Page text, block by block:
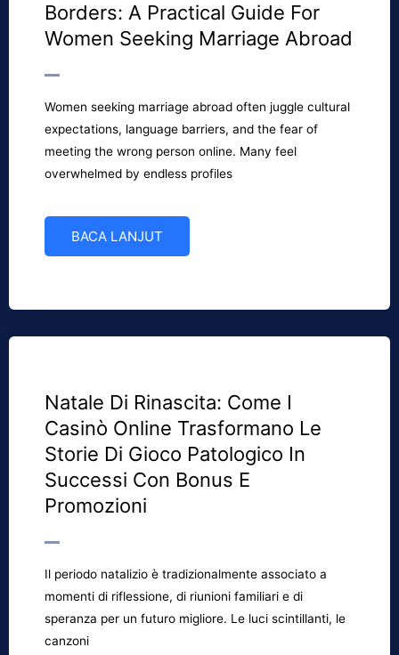
Borders: A Practical Guide For
Women Seeking Marriage Abroad
Women seeking marriage abroad often juggle cultural
expectations, language barriers, and the fear of
meeting the wrong person online. Many feel
overwhelmed by endless profiles
BACA LANJUT
Natale Di Rinascita: Come I
Casinò Online Trasformano Le
Storie Di Gioco Patologico In
Successi Con Bonus E
Promozioni
Il periodo natalizio è tradizionalmente associato a
momenti di riflessione, di riunioni familiari e di
speranza per un futuro migliore. Le luci scintillanti, le
canzoni